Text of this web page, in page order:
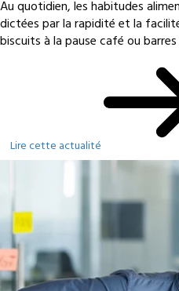
Au quotidien, les habitudes
dictées par la rapidité et la
biscuits à la pause café ou
Lire cette actualité